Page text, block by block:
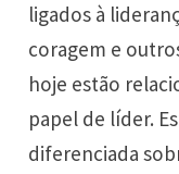
ligados à
coragem e
hoje estão
papel de líder.
diferenciada